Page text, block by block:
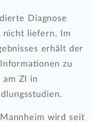
Diagnose
nicht liefern. Im
erhält der
zu
am ZI in
wird seit